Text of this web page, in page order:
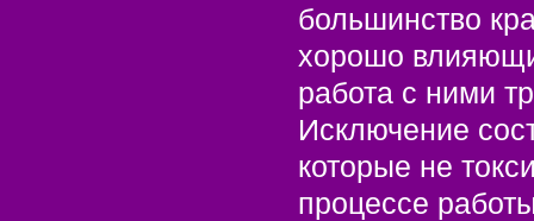
большинство
хорошо
работа с ними
Исключение
которые не
процессе